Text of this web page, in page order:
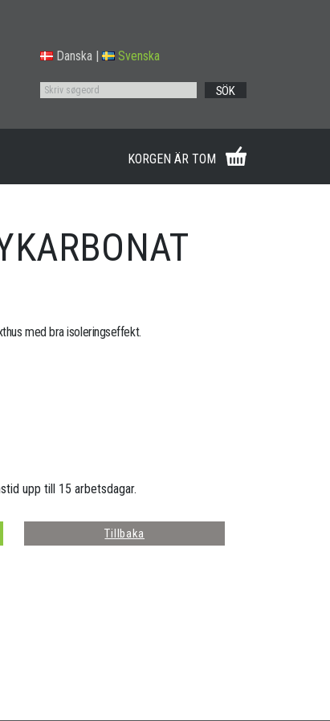
Danska | Svenska
SÖK
KORGEN ÄR TOM
med bra isoleringseffekt.
upp till 15 arbetsdagar.
Tillbaka